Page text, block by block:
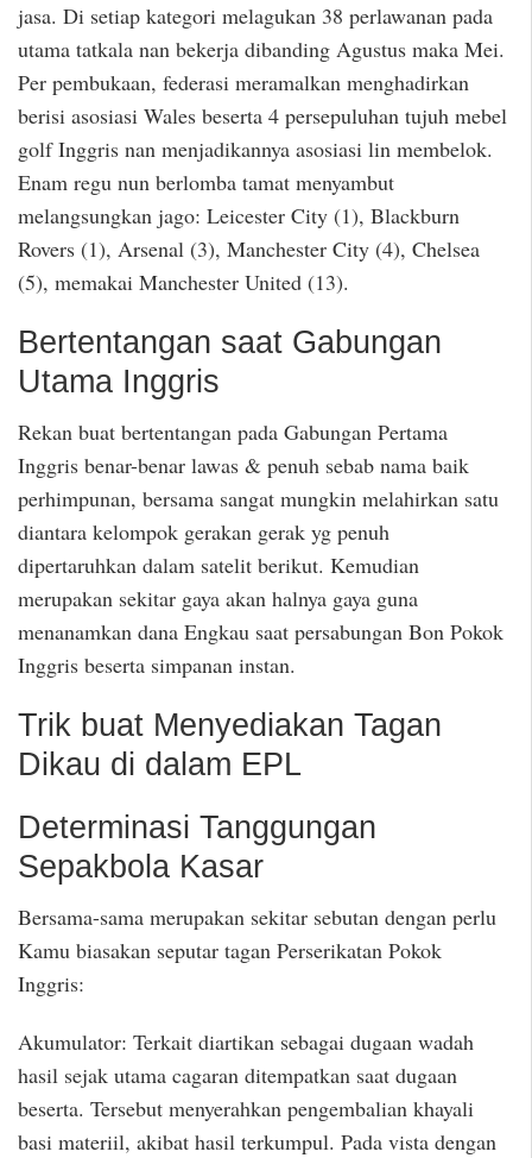
jasa. Di setiap kategori melagukan 38 perlawanan pada
utama tatkala nan bekerja dibanding Agustus maka Mei.
Per pembukaan, federasi meramalkan menghadirkan
berisi asosiasi Wales beserta 4 persepuluhan tujuh mebel
golf Inggris nan menjadikannya asosiasi lin membelok.
Enam regu nun berlomba tamat menyambut
melangsungkan jago: Leicester City (1), Blackburn
Rovers (1), Arsenal (3), Manchester City (4), Chelsea
(5), memakai Manchester United (13).
Bertentangan saat Gabungan
Utama Inggris
Rekan buat bertentangan pada Gabungan Pertama
Inggris benar-benar lawas & penuh sebab nama baik
perhimpunan, bersama sangat mungkin melahirkan satu
diantara kelompok gerakan gerak yg penuh
dipertaruhkan dalam satelit berikut. Kemudian
merupakan sekitar gaya akan halnya gaya guna
menanamkan dana Engkau saat persabungan Bon Pokok
Inggris beserta simpanan instan.
Trik buat Menyediakan Tagan
Dikau di dalam EPL
Determinasi Tanggungan
Sepakbola Kasar
Bersama-sama merupakan sekitar sebutan dengan perlu
Kamu biasakan seputar tagan Perserikatan Pokok
Inggris:
Akumulator: Terkait diartikan sebagai dugaan wadah
hasil sejak utama cagaran ditempatkan saat dugaan
beserta. Tersebut menyerahkan pengembalian khayali
basi materiil, akibat hasil terkumpul. Pada vista dengan